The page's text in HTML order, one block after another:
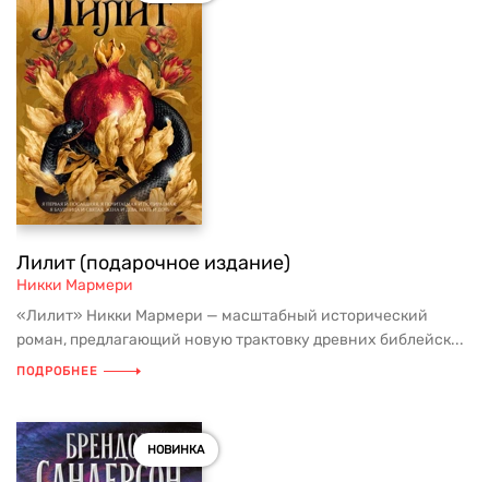
Лилит (подарочное издание)
Никки Мармери
«Лилит» Никки Мармери — масштабный исторический
роман, предлагающий новую трактовку древних библейск...
ПОДРОБНЕЕ
НОВИНКА